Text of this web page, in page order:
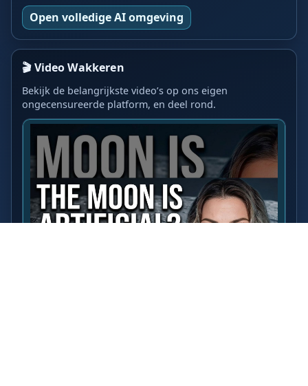
Open volledige AI omgeving
🎬 Video Wakkeren
Bekijk de belangrijkste video’s op ons eigen
ongecensureerde platform, en deel rond.